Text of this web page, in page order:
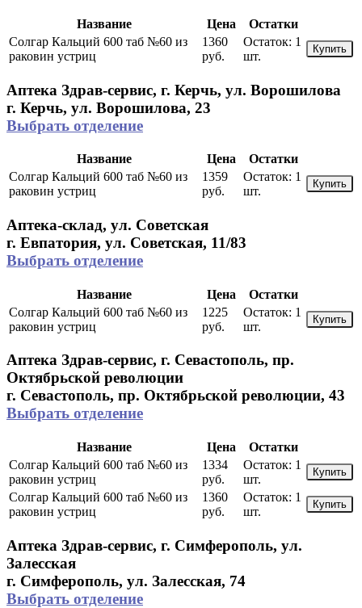
Название Цена
Остатки
Солгар Кальций 600 таб №60 из
раковин устриц
1360
руб.
Остаток: 1
шт.
Купить
Аптека Здрав-сервис, г. Керчь, ул. Ворошилова
г. Керчь, ул. Ворошилова, 23
Выбрать отделение
Название Цена
Остатки
Солгар Кальций 600 таб №60 из
раковин устриц
1359
руб.
Остаток: 1
шт.
Купить
Аптека-склад, ул. Советская
г. Евпатория, ул. Советская, 11/83
Выбрать отделение
Название Цена
Остатки
Солгар Кальций 600 таб №60 из
раковин устриц
1225
руб.
Остаток: 1
шт.
Купить
Аптека Здрав-сервис, г. Севастополь, пр.
Октябрьской революции
г. Севастополь, пр. Октябрьской революции, 43
Выбрать отделение
Название Цена
Остатки
Солгар Кальций 600 таб №60 из
раковин устриц
1334
руб.
Остаток: 1
шт.
Купить
Солгар Кальций 600 таб №60 из
раковин устриц
1360
руб.
Остаток: 1
шт.
Купить
Аптека Здрав-сервис, г. Симферополь, ул.
Залесская
г. Симферополь, ул. Залесская, 74
Выбрать отделение